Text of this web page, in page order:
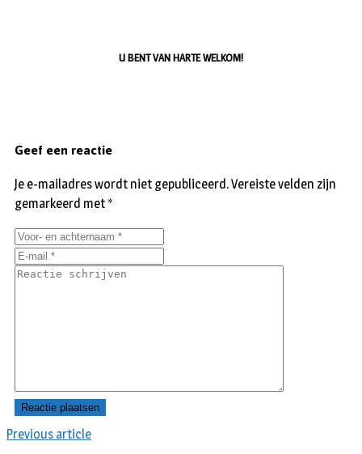
U BENT VAN HARTE WELKOM!
Previous article
Geef een reactie
Je e-mailadres wordt niet gepubliceerd.Vereiste velden zijn
gemarkeerd met *